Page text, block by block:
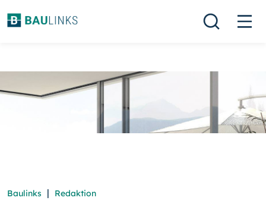
Baulinks | Redaktion